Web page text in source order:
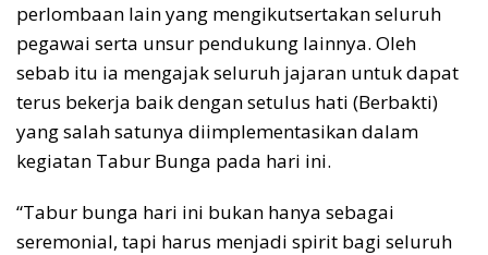
perlombaan lain yang mengikutsertakan seluruh
pegawai serta unsur pendukung lainnya. Oleh
sebab itu ia mengajak seluruh jajaran untuk dapat
terus bekerja baik dengan setulus hati (Berbakti)
yang salah satunya diimplementasikan dalam
kegiatan Tabur Bunga pada hari ini.
“Tabur bunga hari ini bukan hanya sebagai
seremonial, tapi harus menjadi spirit bagi seluruh